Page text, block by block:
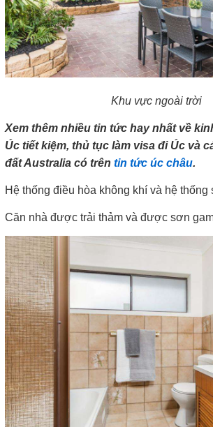
Khu vực ngoài trời
Xem thêm nhiều tin tức hay nhất về
Úc tiết kiệm, thủ tục làm visa đi Úc và
đất Australia có trên tin tức úc châu.
Hệ thống điều hòa không khí và hệ
Căn nhà được trải thảm và được sơn